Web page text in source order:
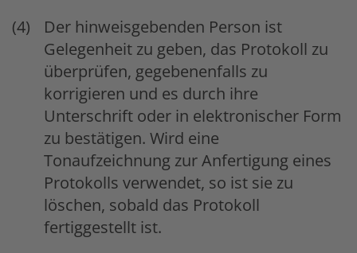
Der hinweisgebenden Person ist
Gelegenheit zu geben, das Protokoll zu
überprüfen, gegebenenfalls zu
korrigieren und es durch ihre
Unterschrift oder in elektronischer Form
zu bestätigen. Wird eine
Tonaufzeichnung zur Anfertigung eines
Protokolls verwendet, so ist sie zu
löschen, sobald das Protokoll
fertiggestellt ist.